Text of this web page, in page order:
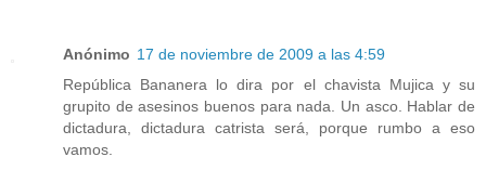
Anónimo 17 de noviembre de 2009 a las 4:59
República Bananera lo dira por el chavista Mujica y su
grupito de asesinos buenos para nada. Un asco. Hablar de
dictadura, dictadura catrista será, porque rumbo a eso
vamos.